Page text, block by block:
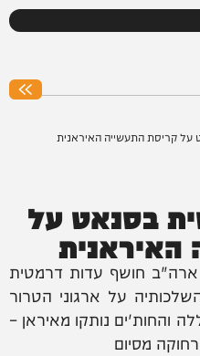
קריסת התעשייה האיראנית
בסנאט על
האיראנית
חושף עדות דרמטית
על ארגוני הטרור
והחות'ים נותקו מאיראן –
מסיום